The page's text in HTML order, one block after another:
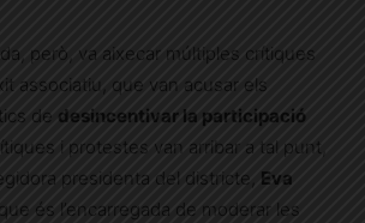
però, va aixecar múltiples crítiques
associatiu, que van acusar els
de desincentivar la participació
i protestes van arribar a tal punt,
presidenta del districte, Eva
és l’encarregada de moderar les